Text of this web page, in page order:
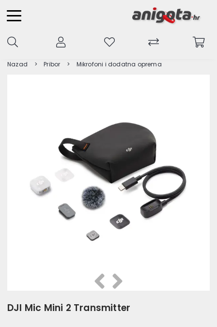
Nazad Pribor Mikrofoni i dodatna oprema
PrethodnaSlijedeća
DJI Mic Mini 2 Transmitter